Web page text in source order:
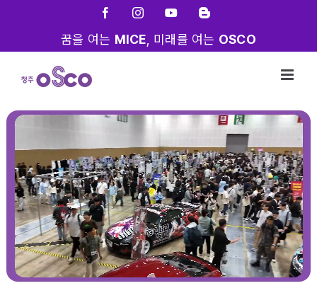
FacebookInstagramYouTubeBlogger
꿈을 여는 MICE , 미래를 여는 OSCO